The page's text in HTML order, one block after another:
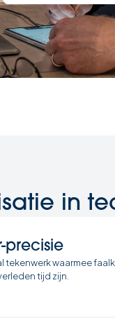
in
precisie
tekenwerk waarmee
tijd zijn.